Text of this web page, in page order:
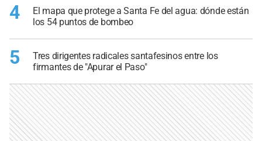
4
El mapa que protege a Santa Fe del agua: dónde están
los 54 puntos de bombeo
5
Tres dirigentes radicales santafesinos entre los
firmantes de "Apurar el Paso"